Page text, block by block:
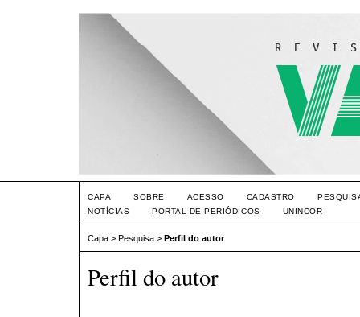
CAPA SOBRE ACESSO CADASTRO
NOTÍCIAS
PORTAL DE PERIÓDICOS UNINCOR
Capa > Pesquisa > Perfil do autor
Perfil do autor